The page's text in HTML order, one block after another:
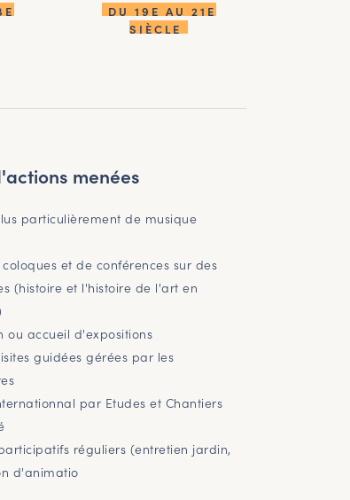
DU 19E AU 21E
SIÈCLE
menées
particulièrement de musique
et de conférences sur des
(histoire et l'histoire de l'art en
ou accueil d'expositions
guidées gérées par les
par Etudes et Chantiers
réguliers (entretien jardin,
d'animatio